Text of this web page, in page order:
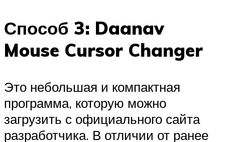
Способ 3: Daanav
Mouse Cursor Changer
Это небольшая и компактная
программа, которую можно
загрузить с официального сайта
разработчика. В отличии от ранее